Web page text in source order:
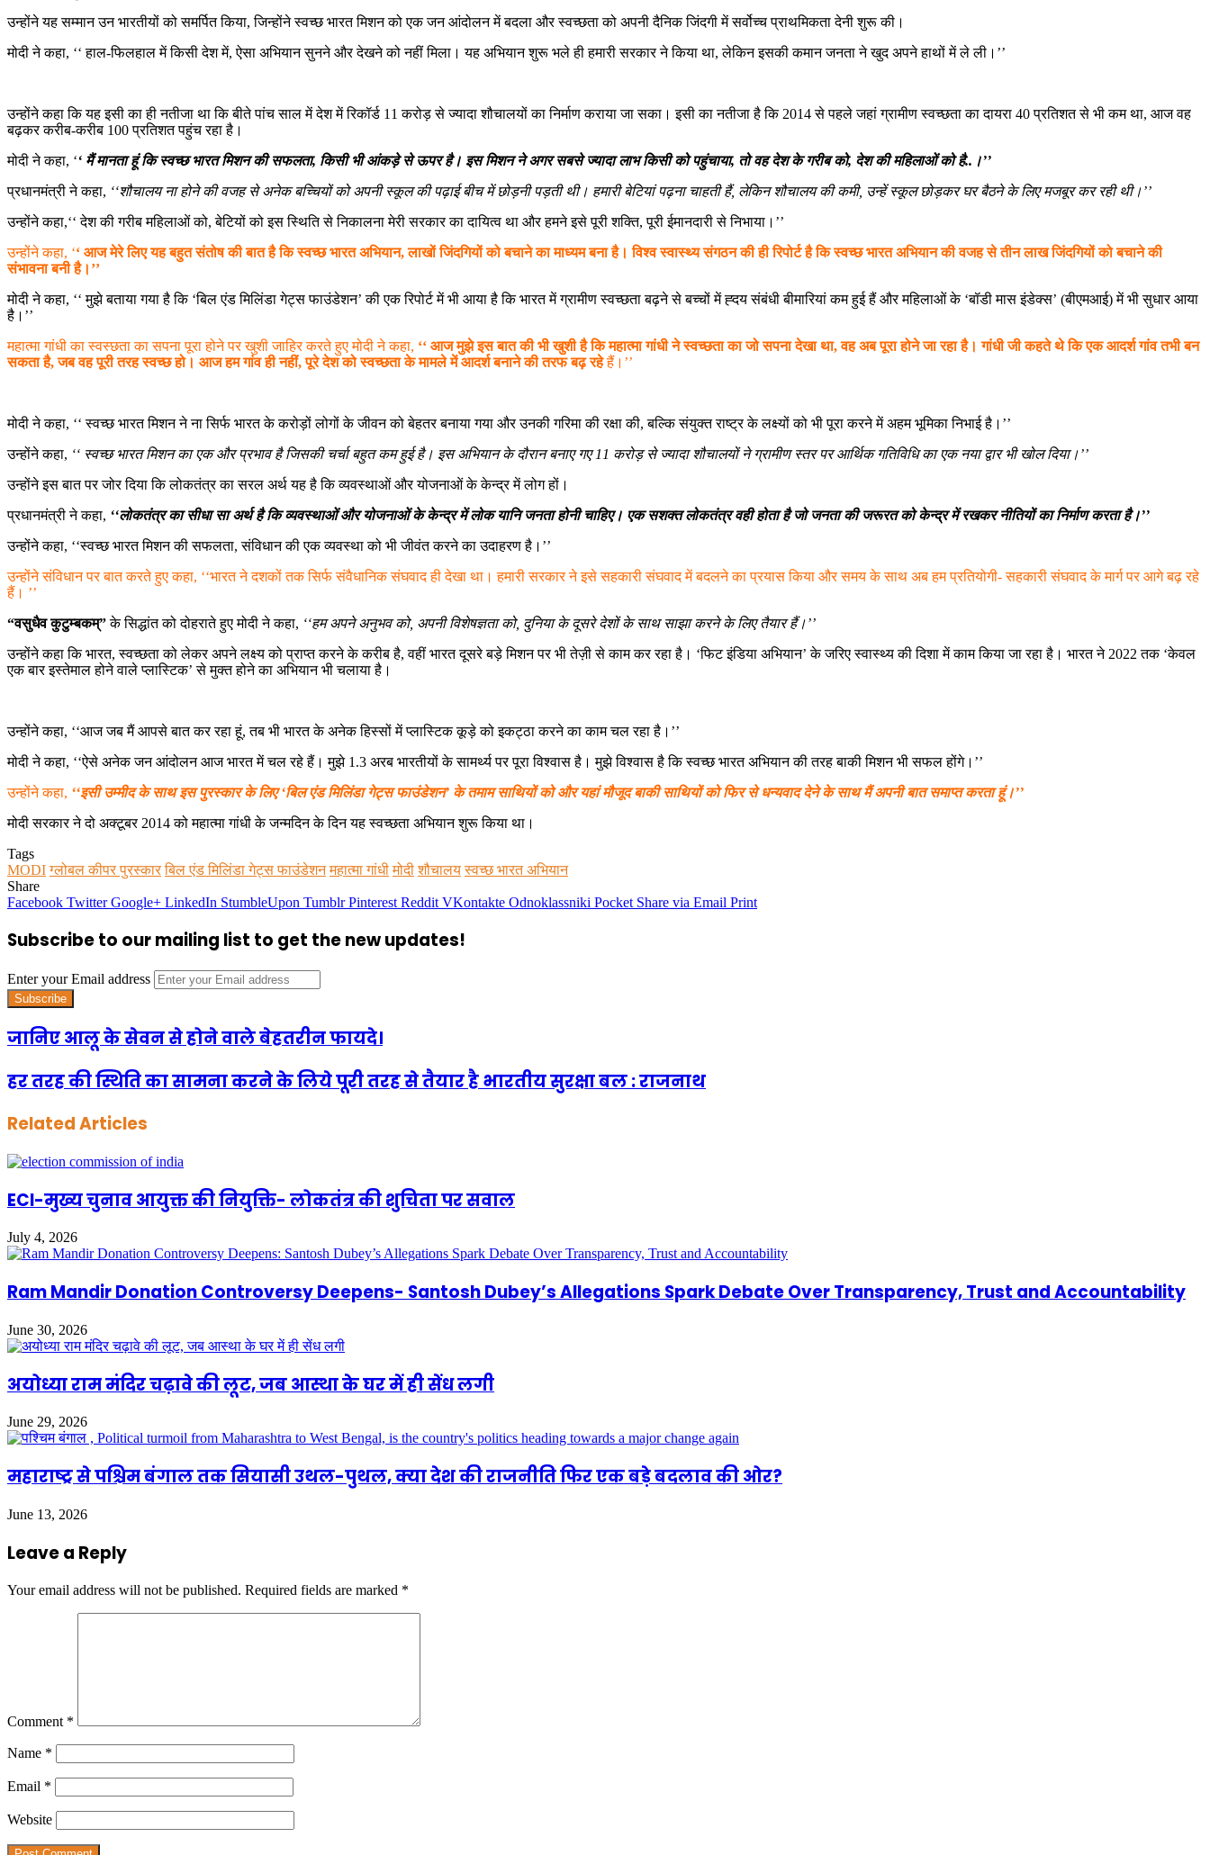
उन्होंने यह सम्मान उन भारतीयों को समर्पित किया, जिन्होंने स्वच्छ भारत मिशन को एक जन आंदोलन में बदला और स्वच्छता को अपनी दैनिक जिंदगी में सर्वोच्च प्राथमिकता देनी शुरू की।
मोदी ने कहा, ‘‘ हाल-फिलहाल में किसी देश में, ऐसा अभियान सुनने और देखने को नहीं मिला। यह अभियान शुरू भले ही हमारी सरकार ने किया था, लेकिन इसकी कमान जनता ने खुद अपने हाथों में ले ली।’’
उन्होंने कहा कि यह इसी का ही नतीजा था कि बीते पांच साल में देश में रिकॉर्ड 11 करोड़ से ज्यादा शौचालयों का निर्माण कराया जा सका। इसी का नतीजा है कि 2014 से पहले जहां ग्रामीण स्वच्छता का दायरा 40 प्रतिशत से भी कम था, आज वह
बढ़कर करीब-करीब 100 प्रतिशत पहुंच रहा है।
मोदी ने कहा, ‘‘ मैं मानता हूं कि स्वच्छ भारत मिशन की सफलता, किसी भी आंकड़े से ऊपर है। इस मिशन ने अगर सबसे ज्यादा लाभ किसी को पहुंचाया, तो वह देश के गरीब को, देश की महिलाओं को है..।’’
प्रधानमंत्री ने कहा, ‘‘शौचालय ना होने की वजह से अनेक बच्चियों को अपनी स्कूल की पढ़ाई बीच में छोड़नी पड़ती थी। हमारी बेटियां पढ़ना चाहती हैं, लेकिन शौचालय की कमी, उन्हें स्कूल छोड़कर घर बैठने के लिए मजबूर कर रही थी।’’
उन्होंने कहा,‘‘ देश की गरीब महिलाओं को, बेटियों को इस स्थिति से निकालना मेरी सरकार का दायित्व था और हमने इसे पूरी शक्ति, पूरी ईमानदारी से निभाया।’’
उन्होंने कहा, ‘‘ आज मेरे लिए यह बहुत संतोष की बात है कि स्वच्छ भारत अभियान, लाखों जिंदगियों को बचाने का माध्यम बना है। विश्व स्वास्थ्य संगठन की ही रिपोर्ट है कि स्वच्छ भारत अभियान की वजह से तीन लाख जिंदगियों को बचाने की
संभावना बनी है।’’
मोदी ने कहा, ‘‘ मुझे बताया गया है कि ‘बिल एंड मिलिंडा गेट्स फाउंडेशन’ की एक रिपोर्ट में भी आया है कि भारत में ग्रामीण स्वच्छता बढ़ने से बच्चों में ह्दय संबंधी बीमारियां कम हुई हैं और महिलाओं के ‘बॉडी मास इंडेक्स’ (बीएमआई) में भी सुधार आया
है।’’
महात्मा गांधी का स्वस्छता का सपना पूरा होने पर खुशी जाहिर करते हुए मोदी ने कहा, ‘‘ आज मुझे इस बात की भी खुशी है कि महात्मा गांधी ने स्वच्छता का जो सपना देखा था, वह अब पूरा होने जा रहा है। गांधी जी कहते थे कि एक आदर्श गांव तभी बन
सकता है, जब वह पूरी तरह स्वच्छ हो। आज हम गांव ही नहीं, पूरे देश को स्वच्छता के मामले में आदर्श बनाने की तरफ बढ़ रहेहैं।’’
मोदी ने कहा, ‘‘ स्वच्छ भारत मिशन ने ना सिर्फ भारत के करोड़ों लोगों के जीवन को बेहतर बनाया गया और उनकी गरिमा की रक्षा की, बल्कि संयुक्त राष्ट्र के लक्ष्यों को भी पूरा करने में अहम भूमिका निभाई है।’’
उन्होंने कहा, ‘‘ स्वच्छ भारत मिशन का एक और प्रभाव है जिसकी चर्चा बहुत कम हुई है। इस अभियान के दौरान बनाए गए 11 करोड़ से ज्यादा शौचालयों ने ग्रामीण स्तर पर आर्थिक गतिविधि का एक नया द्वार भी खोल दिया।’’
उन्होंने इस बात पर जोर दिया कि लोकतंत्र का सरल अर्थ यह है कि व्यवस्थाओं और योजनाओं के केन्द्र में लोग हों।
प्रधानमंत्री ने कहा, ‘‘लोकतंत्र का सीधा सा अर्थ है कि व्यवस्थाओं और योजनाओं के केन्द्र में लोक यानि जनता होनी चाहिए। एक सशक्त लोकतंत्र वही होता है जो जनता की जरूरत को केन्द्र में रखकर नीतियों का निर्माण करता है।’’
उन्होंने कहा, ‘‘स्वच्छ भारत मिशन की सफलता, संविधान की एक व्यवस्था को भी जीवंत करने का उदाहरण है।’’
उन्होंने संविधान पर बात करते हुए कहा, ‘‘भारत ने दशकों तक सिर्फ संवैधानिक संघवाद ही देखा था। हमारी सरकार ने इसे सहकारी संघवाद में बदलने का प्रयास किया और समय के साथ अब हम प्रतियोगी- सहकारी संघवाद के मार्ग पर आगे बढ़ रहे
हैं। ’’
“वसुधैव कुटुम्बकम्”के सिद्धांत को दोहराते हुए मोदी ने कहा, ‘‘हम अपने अनुभव को, अपनी विशेषज्ञता को, दुनिया के दूसरे देशों के साथ साझा करने के लिए तैयार हैं।’’
उन्होंने कहा कि भारत, स्वच्छता को लेकर अपने लक्ष्य को प्राप्त करने के करीब है, वहीं भारत दूसरे बड़े मिशन पर भी तेज़ी से काम कर रहा है। ‘फिट इंडिया अभियान’ के जरिए स्वास्थ्य की दिशा में काम किया जा रहा है। भारत ने 2022 तक ‘केवल
एक बार इस्तेमाल होने वाले प्लास्टिक’ से मुक्त होने का अभियान भी चलाया है।
उन्होंने कहा, ‘‘आज जब मैं आपसे बात कर रहा हूं, तब भी भारत के अनेक हिस्सों में प्लास्टिक कूड़े को इकट्ठा करने का काम चल रहा है।’’
मोदी ने कहा, ‘‘ऐसे अनेक जन आंदोलन आज भारत में चल रहे हैं। मुझे 1.3 अरब भारतीयों के सामर्थ्य पर पूरा विश्वास है। मुझे विश्वास है कि स्वच्छ भारत अभियान की तरह बाकी मिशन भी सफल होंगे।’’
उन्होंने कहा, ‘‘इसी उम्मीद के साथ इस पुरस्कार के लिए ‘बिल एंड मिलिंडा गेट्स फाउंडेशन’ के तमाम साथियों को और यहां मौजूद बाकी साथियों को फिर से धन्यवाद देने के साथ मैं अपनी बात समाप्त करता हूं।’’
मोदी सरकार ने दो अक्टूबर 2014 को महात्मा गांधी के जन्मदिन के दिन यह स्वच्छता अभियान शुरू किया था।
Tags
MODI ग्लोबल कीपर पुरस्कार बिल एंड मिलिंडा गेट्स फाउंडेशन महात्मा गांधी मोदी शौचालय स्वच्छ भारत अभियान
Share
Facebook Twitter Google+ LinkedIn StumbleUpon Tumblr Pinterest Reddit VKontakte Odnoklassniki Pocket Share via Email Print
Subscribe to our mailing list to get the new updates!
Enter your Email address
जानिए आलू के सेवन से होने वाले बेहतरीन फायदे।
हर तरह की स्थिति का सामना करने के लिये पूरी तरह से तैयार है भारतीय सुरक्षा बल : राजनाथ
Related Articles
ECI-मुख्य चुनाव आयुक्त की नियुक्ति- लोकतंत्र की शुचिता पर सवाल
July 4, 2026
Ram Mandir Donation Controversy Deepens- Santosh Dubey’s Allegations Spark Debate Over Transparency, Trust and Accountability
June 30, 2026
अयोध्या राम मंदिर चढ़ावे की लूट, जब आस्था के घर में ही सेंध लगी
June 29, 2026
महाराष्ट्र से पश्चिम बंगाल तक सियासी उथल-पुथल, क्या देश की राजनीति फिर एक बड़े बदलाव की ओर?
June 13, 2026
Leave a Reply
Your email address will not be published. Required fields are marked *
Comment *
Name *
Email *
Website